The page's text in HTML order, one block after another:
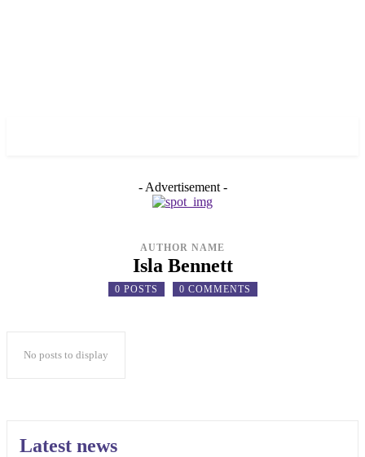
- Advertisement -
AUTHOR NAME
Isla Bennett
0 POSTS 0 COMMENTS
No posts to display
Latest news